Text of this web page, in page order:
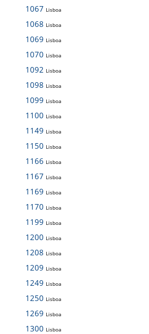
1067 Lisboa
1068 Lisboa
1069 Lisboa
1070 Lisboa
1092 Lisboa
1098 Lisboa
1099 Lisboa
1100 Lisboa
1149 Lisboa
1150 Lisboa
1166 Lisboa
1167 Lisboa
1169 Lisboa
1170 Lisboa
1199 Lisboa
1200 Lisboa
1208 Lisboa
1209 Lisboa
1249 Lisboa
1250 Lisboa
1269 Lisboa
1300 Lisboa